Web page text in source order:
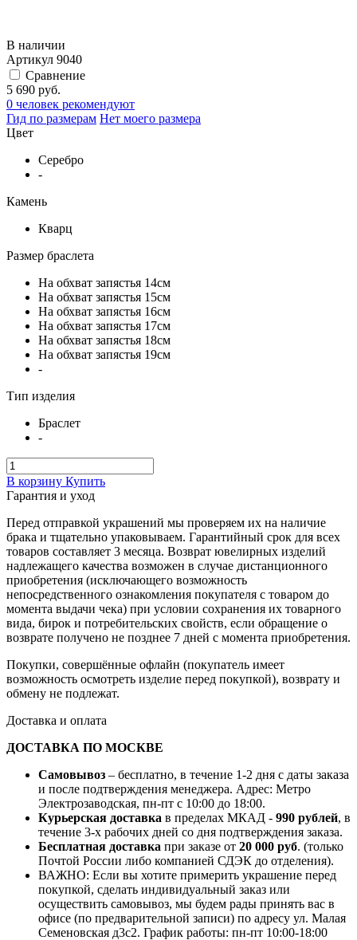
В наличии
Артикул 9040
Сравнение
5 690 руб.
0 человек рекомендуют
Гид по размерам Нет моего размера
Цвет
Серебро
-
Камень
Кварц
Размер браслета
На обхват запястья 14см
На обхват запястья 15см
На обхват запястья 16см
На обхват запястья 17см
На обхват запястья 18см
На обхват запястья 19см
-
Тип изделия
Браслет
-
В корзину Купить
Гарантия и уход
Перед отправкой украшений мы проверяем их на наличие
брака и тщательно упаковываем. Гарантийный срок для всех
товаров составляет 3 месяца. Возврат ювелирных изделий
надлежащего качества возможен в случае дистанционного
приобретения (исключающего возможность
непосредственного ознакомления покупателя с товаром до
момента выдачи чека) при условии сохранения их товарного
вида, бирок и потребительских свойств, если обращение о
возврате получено не позднее 7 дней с момента приобретения.
Покупки, совершённые офлайн (покупатель имеет
возможность осмотреть изделие перед покупкой), возврату и
обмену не подлежат.
Доставка и оплата
ДОСТАВКА ПО МОСКВЕ
Самовывоз – бесплатно, в течение 1-2 дня с даты заказа
и после подтверждения менеджера. Адрес: Метро
Электрозаводская, пн-пт с 10:00 до 18:00.
Курьерская доставка в пределах МКАД - 990 рублей, в
течение 3-х рабочих дней со дня подтверждения заказа.
Бесплатная доставка при заказе от 20 000 руб. (только
Почтой России либо компанией СДЭК до отделения).
ВАЖНО: Если вы хотите примерить украшение перед
покупкой, сделать индивидуальный заказ или
осуществить самовывоз, мы будем рады принять вас в
офисе (по предварительной записи) по адресу ул. Малая
Семеновская д3с2. График работы: пн-пт 10:00-18:00